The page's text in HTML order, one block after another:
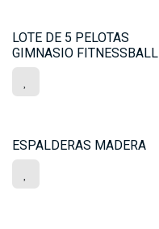
LOTE DE 5 PELOTAS
GIMNASIO FITNESSBALL
ESPALDERAS MADERA